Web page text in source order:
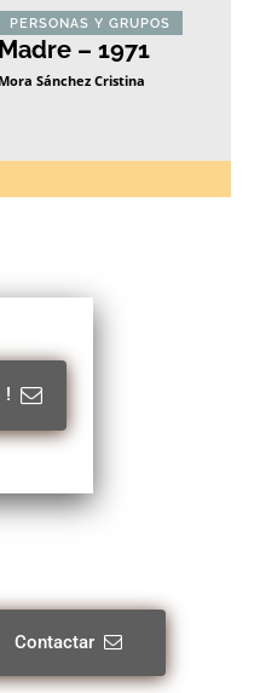
PERSONAS Y GRUPOS
Madre – 1971
Mora Sánchez Cristina
!
Contactar